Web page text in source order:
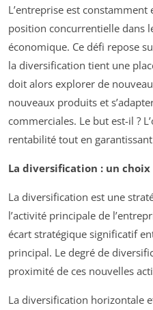
L’entreprise est
position concurrentielle dans
économique. Ce défi repose
la diversification tient une
doit alors explorer de
nouveaux produits et
commerciales. Le but est-il ?
rentabilité tout en
La diversification : un
La diversification est une
l’activité principale de
écart stratégique significatif
principal. Le degré de
proximité de ces nouvelles
La diversification horizontale